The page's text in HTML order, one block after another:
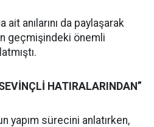
ait anılarını da paylaşarak
geçmişindeki önemli
HATIRALARINDAN”
yapım sürecini anlatırken,